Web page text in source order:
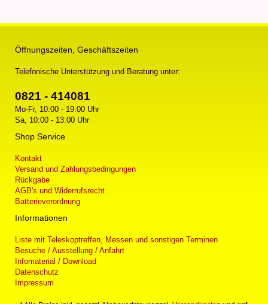
Öffnungszeiten, Geschäftszeiten
Telefonische Unterstützung und Beratung unter:
0821 - 414081
Mo-Fr, 10:00 - 19:00 Uhr
Sa, 10:00 - 13:00 Uhr
Shop Service
Kontakt
Versand und Zahlungsbedingungen
Rückgabe
AGB's und Widerrufsrecht
Batterieverordnung
Informationen
Liste mit Teleskoptreffen, Messen und sonstigen Terminen
Besuche / Ausstellung / Anfahrt
Infomaterial / Download
Datenschutz
Impressum